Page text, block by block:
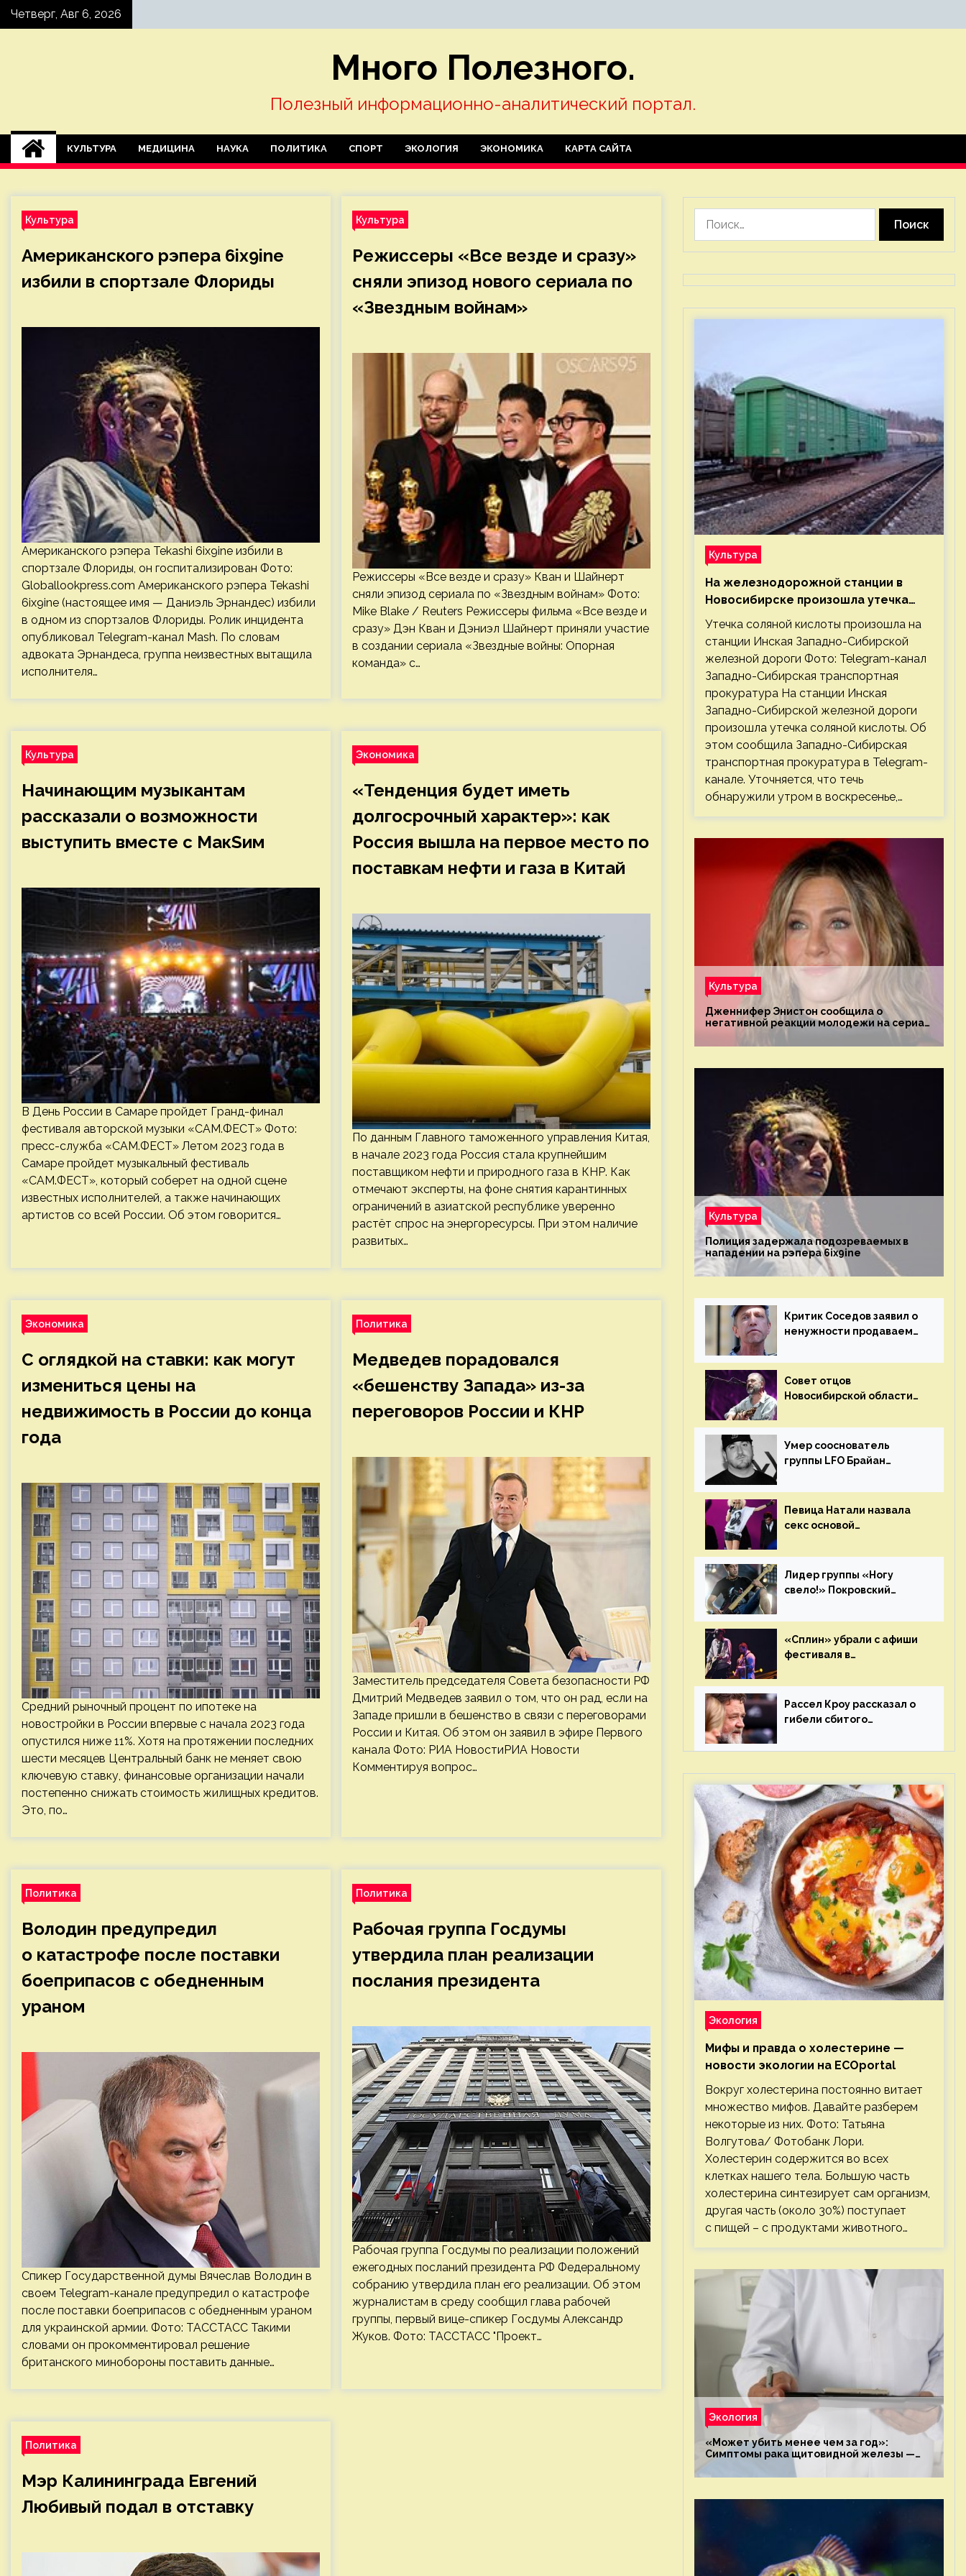
SkipЧетверг, Авг 6, 2026
Много Полезного.
Полезный информационно-аналитический портал.
КУЛЬТУРА МЕДИЦИНА НАУКА ПОЛИТИКА СПОРТ ЭКОЛОГИЯ ЭКОНОМИКА КАРТА САЙТА
Культура
Американского рэпера 6ix9ine
избили в спортзале Флориды
Американского рэпера Tekashi 6ix9ine избили в
спортзале Флориды, он госпитализирован Фото:
Globallookpress.com Американского рэпера Tekashi
6ix9ine (настоящее имя — Даниэль Эрнандес) избили
в одном из спортзалов Флориды. Ролик инцидента
опубликовал Telegram-канал Mash. По словам
адвоката Эрнандеса, группа неизвестных вытащила
исполнителя…
Культура
Режиссеры «Все везде и сразу»
сняли эпизод нового сериала по
«Звездным войнам»
Режиссеры «Все везде и сразу» Кван и Шайнерт
сняли эпизод сериала по «Звездным войнам» Фото:
Mike Blake / Reuters Режиссеры фильма «Все везде и
сразу» Дэн Кван и Дэниэл Шайнерт приняли участие
в создании сериала «Звездные войны: Опорная
команда» с…
Культура
Начинающим музыкантам
рассказали о возможности
выступить вместе с МакSим
В День России в Самаре пройдет Гранд-финал
фестиваля авторской музыки «САМ.ФЕСТ» Фото:
пресс-служба «САМ.ФЕСТ» Летом 2023 года в
Самаре пройдет музыкальный фестиваль
«САМ.ФЕСТ», который соберет на одной сцене
известных исполнителей, а также начинающих
артистов со всей России. Об этом говорится…
Экономика
«Тенденция будет иметь
долгосрочный характер»: как
Россия вышла на первое место по
поставкам нефти и газа в Китай
По данным Главного таможенного управления Китая,
в начале 2023 года Россия стала крупнейшим
поставщиком нефти и природного газа в КНР. Как
отмечают эксперты, на фоне снятия карантинных
ограничений в азиатской республике уверенно
растёт спрос на энергоресурсы. При этом наличие
развитых…
Экономика
С оглядкой на ставки: как могут
измениться цены на
недвижимость в России до конца
года
Средний рыночный процент по ипотеке на
новостройки в России впервые с начала 2023 года
опустился ниже 11%. Хотя на протяжении последних
шести месяцев Центральный банк не меняет свою
ключевую ставку, финансовые организации начали
постепенно снижать стоимость жилищных кредитов.
Это, по…
Политика
Медведев порадовался
«бешенству Запада» из-за
переговоров России и КНР
Заместитель председателя Совета безопасности РФ
Дмитрий Медведев заявил о том, что он рад, если на
Западе пришли в бешенство в связи с переговорами
России и Китая. Об этом он заявил в эфире Первого
канала Фото: РИА НовостиРИА Новости
Комментируя вопрос…
Политика
Володин предупредил
о катастрофе после поставки
боеприпасов с обедненным
ураном
Спикер Государственной думы Вячеслав Володин в
своем Telegram-канале предупредил о катастрофе
после поставки боеприпасов с обедненным ураном
для украинской армии. Фото: ТАССТАСС Такими
словами он прокомментировал решение
британского минобороны поставить данные…
Политика
Рабочая группа Госдумы
утвердила план реализации
послания президента
Рабочая группа Госдумы по реализации положений
ежегодных посланий президента РФ Федеральному
собранию утвердила план его реализации. Об этом
журналистам в среду сообщил глава рабочей
группы, первый вице-спикер Госдумы Александр
Жуков. Фото: ТАССТАСС "Проект…
Политика
Мэр Калининграда Евгений
Любивый подал в отставку
Культура
На железнодорожной станции в
Новосибирске произошла утечка
соляной кислоты
Утечка соляной кислоты произошла на
станции Инская Западно-Сибирской
железной дороги Фото: Telegram-канал
Западно-Сибирская транспортная
прокуратура На станции Инская
Западно-Сибирской железной дороги
произошла утечка соляной кислоты. Об
этом сообщила Западно-Сибирская
транспортная прокуратура в Telegram-
канале. Уточняется, что течь
обнаружили утром в воскресенье,…
Культура
Дженнифер Энистон сообщила о
негативной реакции молодежи на сериал
Культура
Полиция задержала подозреваемых в
нападении на рэпера 6ix9ine
Критик Соседов заявил о
ненужности продаваемых
песен
Совет отцов
Новосибирской области
концерт группы «Сплин»
Умер сооснователь
группы LFO Брайан
Певица Натали назвала
секс основой
Лидер группы «Ногу
свело!» Покровский
иноагента
«Сплин» убрали с афиши
фестиваля в
жалобы «Союза отцов»
Рассел Кроу рассказал о
гибели сбитого
Экология
Мифы и правда о холестерине —
новости экологии на ECOportal
Вокруг холестерина постоянно витает
множество мифов. Давайте разберем
некоторые из них. Фото: Татьяна
Волгутова/ Фотобанк Лори.
Холестерин содержится во всех
клетках нашего тела. Большую часть
холестерина синтезирует сам организм,
другая часть (около 30%) поступает
с пищей – с продуктами животного…
Экология
«Может убить менее чем за год»:
Симптомы рака щитовидной железы —
новости экологии на ECOportal